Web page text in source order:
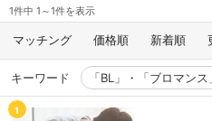
1件中 1～1件を表示
マッチング 価格順 新着順
キーワード 「BL」・「ブロマン
1